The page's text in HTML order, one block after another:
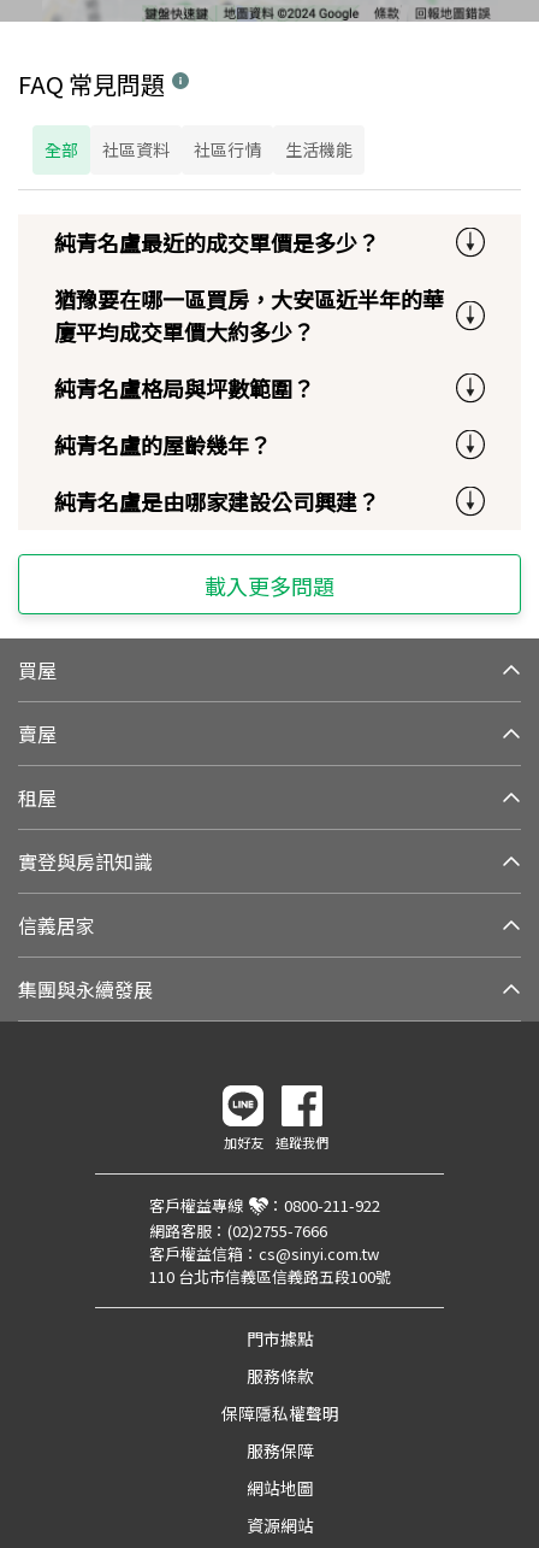
FAQ 常見問題
全部 社區資料 社區行情 生活機能
純青名盧最近的成交單價是多少？
猶豫要在哪一區買房，大安區近半年的華
廈平均成交單價大約多少？
純青名盧格局與坪數範圍？
純青名盧的屋齡幾年？
純青名盧是由哪家建設公司興建？
載入更多問題
買屋
賣屋
租屋
實登與房訊知識
信義居家
集團與永續發展
加好友 追蹤我們
客戶權益專線 ： 0800-211-922
網路客服： (02)2755-7666
客戶權益信箱： cs@sinyi.com.tw
110 台北市信義區信義路五段100號
門市據點
服務條款
保障隱私權聲明
服務保障
網站地圖
資源網站